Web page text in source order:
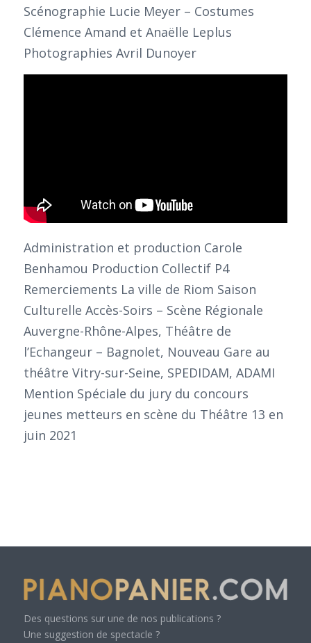
Scénographie Lucie Meyer – Costumes
Clémence Amand et Anaëlle Leplus
Photographies Avril Dunoyer
Administration et production Carole
Benhamou Production Collectif P4
Remerciements La ville de Riom Saison
Culturelle Accès-Soirs – Scène Régionale
Auvergne-Rhône-Alpes, Théâtre de
l’Echangeur – Bagnolet, Nouveau Gare au
théâtre Vitry-sur-Seine, SPEDIDAM, ADAMI
Mention Spéciale du jury du concours
jeunes metteurs en scène du Théâtre 13 en
juin 2021
Des questions sur une de nos publications ?
Une suggestion de spectacle ?